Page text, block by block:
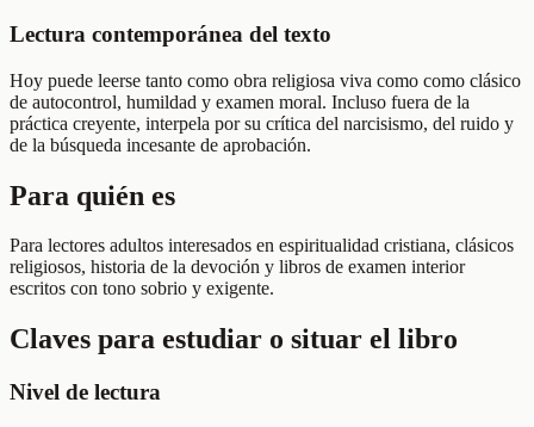
Lectura contemporánea del texto
Hoy puede leerse tanto como obra religiosa viva como como clásico
de autocontrol, humildad y examen moral. Incluso fuera de la
práctica creyente, interpela por su crítica del narcisismo, del ruido y
de la búsqueda incesante de aprobación.
Para quién es
Para lectores adultos interesados en espiritualidad cristiana, clásicos
religiosos, historia de la devoción y libros de examen interior
escritos con tono sobrio y exigente.
Claves para estudiar o situar el libro
Nivel de lectura